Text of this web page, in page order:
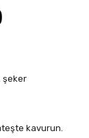
şeker
kavurun.